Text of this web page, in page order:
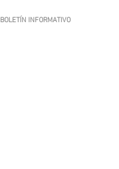
BOLETÍN INFORMATIVO